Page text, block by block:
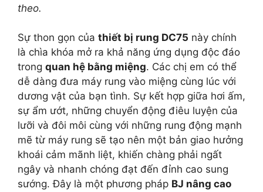
theo.
Sự thon gọn của thiết bị rung DC75 này chính
là chìa khóa mở ra khả năng ứng dụng độc đáo
trong quan hệ bằng miệng. Các chị em có thể
dễ dàng đưa máy rung vào miệng cùng lúc với
dương vật của bạn tình. Sự kết hợp giữa hơi ấm,
sự ẩm ướt, những chuyển động điêu luyện của
lưỡi và đôi môi cùng với những rung động mạnh
mẽ từ máy rung sẽ tạo nên một bản giao hưởng
khoái cảm mãnh liệt, khiến chàng phải ngất
ngây và nhanh chóng đạt đến đỉnh cao sung
sướng. Đây là một phương pháp BJ nâng cao